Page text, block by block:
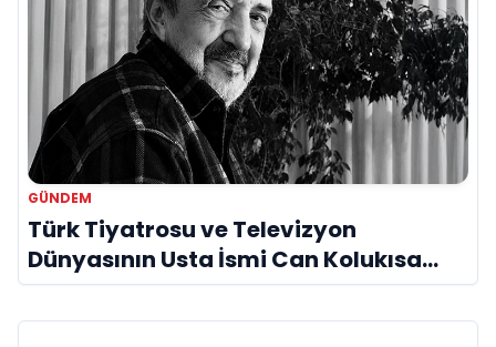
GÜNDEM
Türk Tiyatrosu ve Televizyon
Dünyasının Usta İsmi Can Kolukısa
Hayatını Kaybetti